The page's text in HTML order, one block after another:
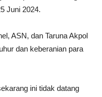
Juni 2024.
ASN, dan Taruna Akpol
dan keberanian para
ini tidak datang